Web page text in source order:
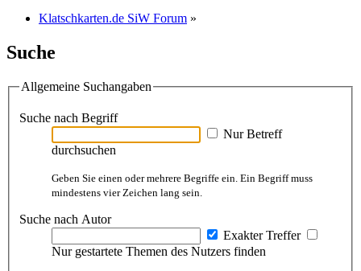
Klatschkarten.de SiW Forum »
Suche
Allgemeine Suchangaben
Suche nach Begriff
Nur Betreff
durchsuchen
Geben Sie einen oder mehrere Begriffe ein. Ein Begriff muss
mindestens vier Zeichen lang sein.
Suche nach Autor
Exakter Treffer
Nur gestartete Themen des Nutzers finden